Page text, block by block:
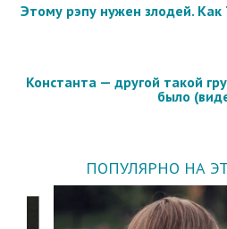
Этому рэпу нужен злодей. Как
Константа — другой такой
было
ПОПУЛЯРНО НА